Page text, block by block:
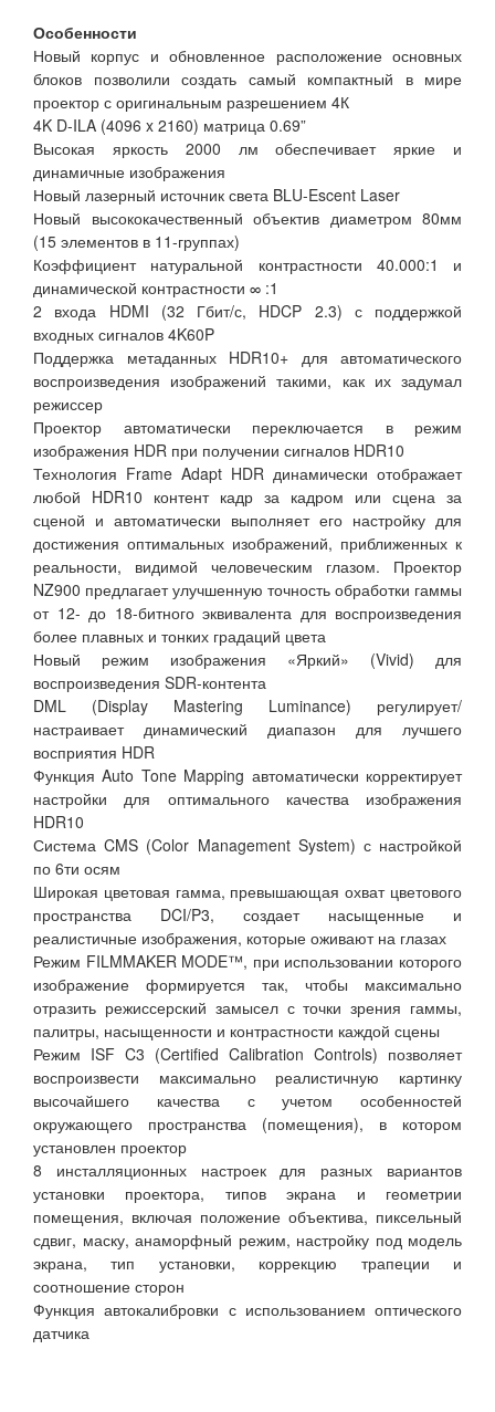
Особенности
Новый корпус и обновленное расположение основных
блоков позволили создать самый компактный в мире
проектор с оригинальным разрешением 4К
4K D-ILA (4096 x 2160) матрица 0.69”
Высокая яркость 2000 лм обеспечивает яркие и
динамичные изображения
Новый лазерный источник света BLU-Escent Laser
Новый высококачественный объектив диаметром 80мм
(15 элементов в 11-группах)
Коэффициент натуральной контрастности 40.000:1 и
динамической контрастности ∞ :1
2 входа HDMI (32 Гбит/с, HDCP 2.3) с поддержкой
входных сигналов 4K60P
Поддержка метаданных HDR10+ для автоматического
воспроизведения изображений такими, как их задумал
режиссер
Проектор автоматически переключается в режим
изображения HDR при получении сигналов HDR10
Технология Frame Adapt HDR динамически отображает
любой HDR10 контент кадр за кадром или сцена за
сценой и автоматически выполняет его настройку для
достижения оптимальных изображений, приближенных к
реальности, видимой человеческим глазом. Проектор
NZ900 предлагает улучшенную точность обработки гаммы
от 12- до 18-битного эквивалента для воспроизведения
более плавных и тонких градаций цвета
Новый режим изображения «Яркий» (Vivid) для
воспроизведения SDR-контента
DML (Display Mastering Luminance) регулирует/
настраивает динамический диапазон для лучшего
восприятия HDR
Функция Auto Tone Mapping автоматически корректирует
настройки для оптимального качества изображения
HDR10
Система CMS (Color Management System) с настройкой
по 6ти осям
Широкая цветовая гамма, превышающая охват цветового
пространства DCI/P3, создает насыщенные и
реалистичные изображения, которые оживают на глазах
Режим FILMMAKER MODE™, при использовании которого
изображение формируется так, чтобы максимально
отразить режиссерский замысел с точки зрения гаммы,
палитры, насыщенности и контрастности каждой сцены
Режим ISF C3 (Certified Calibration Controls) позволяет
воспроизвести максимально реалистичную картинку
высочайшего качества с учетом особенностей
окружающего пространства (помещения), в котором
установлен проектор
8 инсталляционных настроек для разных вариантов
установки проектора, типов экрана и геометрии
помещения, включая положение объектива, пиксельный
сдвиг, маску, анаморфный режим, настройку под модель
экрана, тип установки, коррекцию трапеции и
соотношение сторон
Функция автокалибровки с использованием оптического
датчика